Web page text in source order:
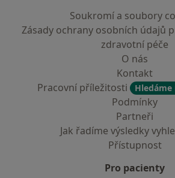
Soukromí a soubory
Zásady ochrany osobních údajů
zdravotní péče
O nás
Kontakt
Pracovní příležitosti
Podmínky
Partneři
Jak řadíme výsledky
Přístupnost
Pro pacienty